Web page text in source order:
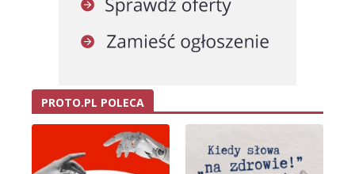
PROTO.PL POLECA